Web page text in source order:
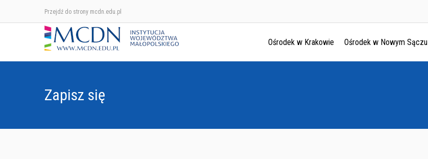
Przejdź do strony mcdn.edu.pl
Ośrodek w Krakowie Ośrodek w Nowym Sączu
Zapisz się
Ośrodek w Krakowie